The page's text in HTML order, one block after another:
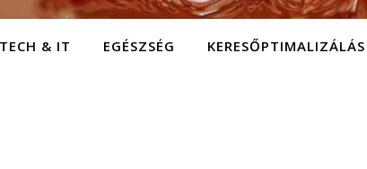
TECH & IT EGÉSZSÉG KERESŐPTIMALIZÁLÁS